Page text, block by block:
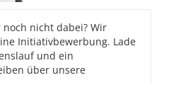
nicht dabei? Wir
Initiativbewerbung. Lade
und ein
über unsere